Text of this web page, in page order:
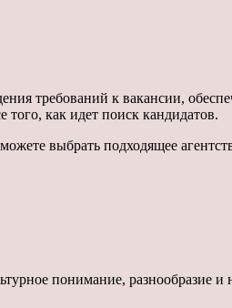
требований к вакансии,
как идет поиск кандидатов.
выбрать подходящее
понимание, разнообразие